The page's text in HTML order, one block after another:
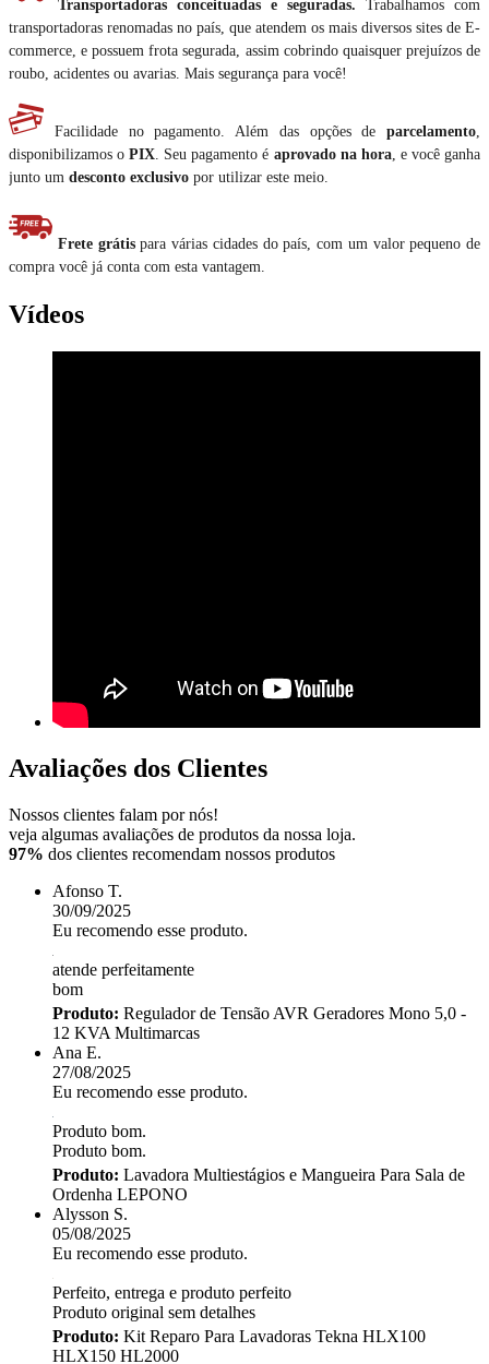
Transportadoras conceituadas e seguradas. Trabalhamos com
transportadoras renomadas no país, que atendem os mais diversos sites de E-
commerce, e possuem frota segurada, assim cobrindo quaisquer prejuízos de
roubo, acidentes ou avarias. Mais segurança para você!
Facilidade no pagamento. Além das opções de parcelamento
disponibilizamos oPIX . Seu pagamento é aprovado na hora, e você ganha
junto um desconto exclusivo por utilizar este meio.
Frete grátispara várias cidades do país, com um valor pequeno de
compra você já conta com esta vantagem.
Vídeos
Avaliações dos Clientes
Nossos clientes falam por nós!
veja algumas avaliações de produtos da nossa loja.
97% dos clientes recomendam nossos produtos
Afonso T.
30/09/2025
Eu recomendo esse produto.
atende perfeitamente
bom
Produto: Regulador de Tensão AVR Geradores Mono 5,0 -
12 KVA Multimarcas
Ana E.
27/08/2025
Eu recomendo esse produto.
Produto bom.
Produto bom.
Produto: Lavadora Multiestágios e Mangueira Para Sala de
Ordenha LEPONO
Alysson S.
05/08/2025
Eu recomendo esse produto.
Perfeito, entrega e produto perfeito
Produto original sem detalhes
Produto: Kit Reparo Para Lavadoras Tekna HLX100
HLX150 HL2000